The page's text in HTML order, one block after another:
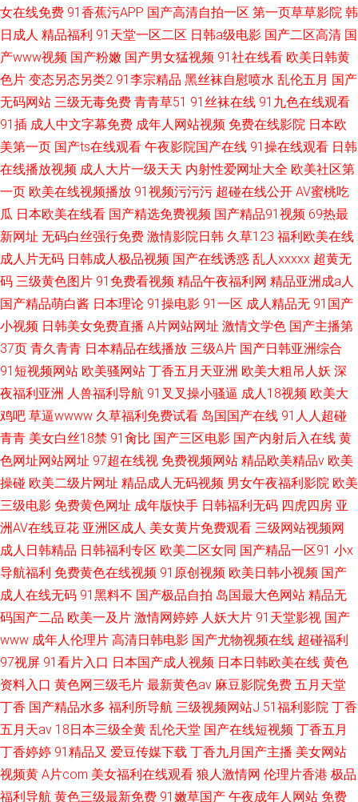
女在线免费 91香蕉污APP 国产高清自拍一区 第一页草草影院 韩
日成人 精品福利 91天堂一区二区 日韩a级电影 国产二区高清 国
产www视频 国产粉嫩 国产男女猛视频 91社在线看 欧美日韩黄
色片 变态另态另类2 91李宗精品 黑丝袜自慰喷水 乱伦五月 国产
无码网站 三级无毒免费 青青草51 91丝袜在线 91九色在线观看
91插 成人中文字幕免费 成年人网站视频 免费在线影院 日本欧
美第一页 国产ts在线观看 午夜影院国产在线 91操在线观看 日韩
在线播放视频 成人大片一级天天 内射性爱网址大全 欧美社区第
一页 欧美在线视频播放 91视频污污污 超碰在线公开 AV蜜桃吃
瓜 日本欧美在线看 国产精选免费视频 国产精品91视频 69热最
新网址 无码白丝强行免费 激情影院日韩 久草123 福利欧美在线
成人片无码 日韩成人极品视频 国产在线诱惑 乱人xxxxx 超黄无
码 三级黄色图片 91免费看视频 精品午夜福利网 精品亚洲成a人
国产精品萌白酱 日本理论 91操电影 91一区 成人精品无 91国产
小视频 日韩美女免费直播 A片网站网址 激情文学色 国产主播第
37页 青久青青 日本精品在线播放 三级A片 国产日韩亚洲综合
91短视频网站 欧美骚网站 丁香五月天亚洲 欧美大粗吊人妖 深
夜福利亚洲 人兽福利导航 91叉叉操小骚逼 成人18视频 欧美大
鸡吧 草逼wwww 久草福利免费试看 岛国国产在线 91人人超碰
青青 美女白丝18禁 91肏比 国产三区电影 国产内射后入在线 黄
色网址网站网址 97超在线视 免费视频网站 精品欧美精品v 欧美
操碰 欧美二级片网址 精品成人无码视频 男女午夜福利影院 欧美
三级电影 免费黄色网址 成年版快手 日韩福利无码 四虎四房 亚
洲AV在线豆花 亚洲区成人 美女黄片免费观看 三级网站视频网
成人日韩精品 日韩福利专区 欧美二区女同 国产精品一区91 小x
导航福利 免费黄色在线视频 91原创视频 欧美日韩小视频 国产
成人在线无码 91黑料不 国产极品自拍 岛国最大色网站 精品无
码国产二品 欧美一及片 激情网婷婷 人妖大片 91天堂影视 国产
www 成年人伦理片 高清日韩电影 国产尤物视频在线 超碰福利
97视屏 91看片入口 日本国产成人视频 日本日韩欧美在线 黄色
资料入口 黄色网三级毛片 最新黄色av 麻豆影院免费 五月天堂
丁香 国产精品水多 福利所导航 三级视频网站J 51福利影院 丁香
五月天av 18日本三级全黄 乱伦天堂 国产在线短视频 丁香五月
丁香婷婷 91精品又 爱豆传媒下载 丁香九月国产主播 美女网站
视频黄 A片com 美女福利在线观看 狼人激情网 伦理片香港 极品
福利导航 黄色三级最新免费 91嫩草国产 午夜成年人网站 免费